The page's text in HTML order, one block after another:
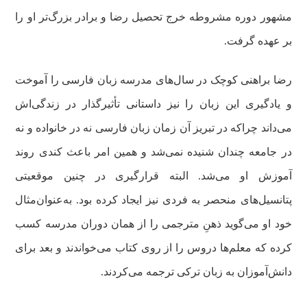
مشهور دوره مشروطه خرج تحصیل رضا و برادر بزرگ‌تر او را
بر عهده گرفت.
رضا براهنی کوچک در سال‌های مدرسه زبان فارسی را آموخت
و یادگیری این زبان را نیز داستانی تأثیرگذار در زندگی‌اش
می‌داند چراکه در تبریز آن زمان زبان فارسی نه در خانواده و نه
در جامعه چندان شنیده نمی‌شد و همین امر باعث کندی روند
آموزش او می‌شد. البته قرارگیری در چنین موقعیتی
پتانسیل‌های منحصر به فردی نیز ایجاد کرده بود. به‌عنوان‌مثال
خود او می‌گوید ذهنِ مترجمی را از همان دوران مدرسه کسب
کرده که معلم‌ها دروس را از روی کتاب می‌خواندند و بعد برای
دانش‌آموزان به زبان ترکی ترجمه می‌کردند.